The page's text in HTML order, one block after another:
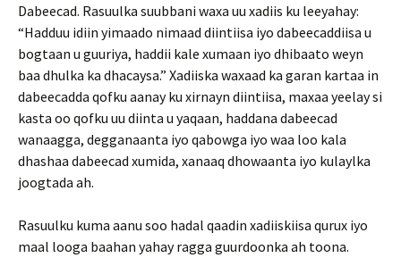
Dabeecad. Rasuulka suubbani waxa uu xadiis ku leeyahay:
“Hadduu idiin yimaado nimaad diintiisa iyo dabeecaddiisa u
bogtaan u guuriya, haddii kale xumaan iyo dhibaato weyn
baa dhulka ka dhacaysa.” Xadiiska waxaad ka garan kartaa in
dabeecadda qofku aanay ku xirnayn diintiisa, maxaa yeelay si
kasta oo qofku uu diinta u yaqaan, haddana dabeecad
wanaagga, degganaanta iyo qabowga iyo waa loo kala
dhashaa dabeecad xumida, xanaaq dhowaanta iyo kulaylka
joogtada ah.
Rasuulku kuma aanu soo hadal qaadin xadiiskiisa qurux iyo
maal looga baahan yahay ragga guurdoonka ah toona.